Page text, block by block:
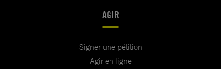
AGIR
Signer une pétition
Agir en ligne